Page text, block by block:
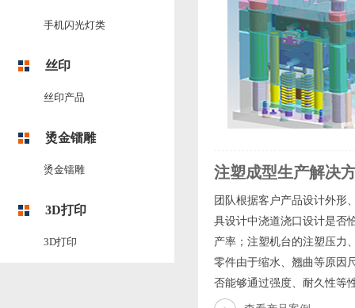
手机闪光灯类
丝印
丝印产品
烫金镭雕
烫金镭雕
3D打印
3D打印
注塑成型生产解决
团队根据客户产品设计外形
具设计中浇道浇口设计是否
产率；注塑机台的注塑压力
零件由于缩水、翘曲等原因
否能够通过强度、耐久性